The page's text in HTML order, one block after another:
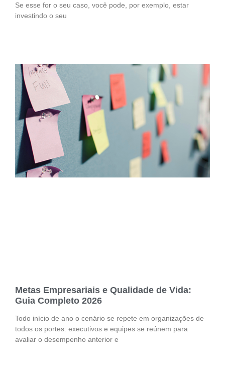
Se esse for o seu caso, você pode, por exemplo, estar
investindo o seu
Metas Empresariais e Qualidade de Vida:
Guia Completo 2026
Todo início de ano o cenário se repete em organizações de
todos os portes: executivos e equipes se reúnem para
avaliar o desempenho anterior e